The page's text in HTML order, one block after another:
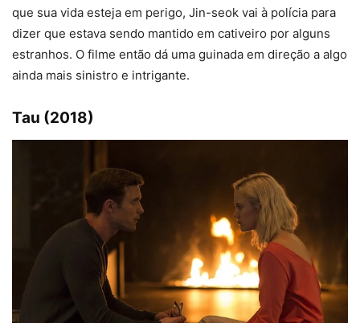
que sua vida esteja em perigo, Jin-seok vai à polícia para
dizer que estava sendo mantido em cativeiro por alguns
estranhos. O filme então dá uma guinada em direção a algo
ainda mais sinistro e intrigante.
Tau (2018)